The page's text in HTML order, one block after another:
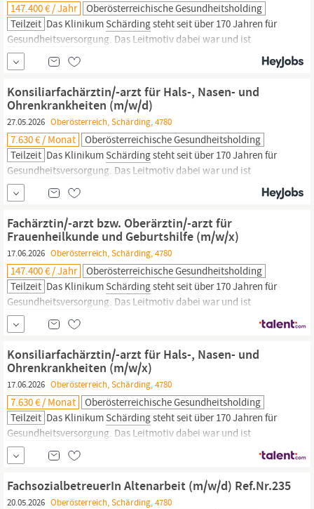
147.400 € / Jahr
Oberösterreichische Gesundheitsholding
Teilzeit Das Klinikum Schärdingsteht seit über 170 Jahren für
Gesundheitsversorgung. Das Leitmotiv dabei war und ist
„menschlich, motiviert, modern“. In diesem Sinne versorgt es
jährlich knapp 8.000 stationäre und 92.000 ambulante
PatientInnen. Mit über 150 Betten ist es der zentrale
Gesundheitsanbieterim Bezirk. Unser Angebot...
Konsiliarfachärztin/-arzt für Hals-, Nasen- und
Ohrenkrankheiten (m/w/d)
27.05.2026 Oberösterreich, Schärding, 4780
7.630 € / Monat
Oberösterreichische Gesundheitsholding
Teilzeit Das Klinikum Schärdingsteht seit über 170 Jahren für
Gesundheitsversorgung. Das Leitmotiv dabei war und ist
„menschlich, motiviert, modern“. In diesem Sinne versorgt es
jährlich knapp 8.000 stationäre und 92.000 ambulante
PatientInnen. Mit über 150 Betten ist es der zentrale
Gesundheitsanbieter im Bezirk. Unser Angebot...
Fachärztin/-arzt bzw. Oberärztin/-arzt für
Frauenheilkunde und Geburtshilfe (m/w/x)
17.06.2026 Oberösterreich, Schärding, 4780
147.400 € / Jahr
Oberösterreichische Gesundheitsholding
Teilzeit Das Klinikum Schärdingsteht seit über 170 Jahren für
Gesundheitsversorgung. Das Leitmotiv dabei war und ist
„menschlich, motiviert, modern“. In diesem Sinne versorgt es
jährlich knapp 8.000 stationäre und 92.000 ambulante
PatientInnen. Mit über 150 Betten ist es der zentrale
Gesundheitsanbieterim Bezirk. Unser Angebot...
Konsiliarfachärztin/-arzt für Hals-, Nasen- und
Ohrenkrankheiten (m/w/x)
17.06.2026 Oberösterreich, Schärding, 4780
7.630 € / Monat
Oberösterreichische Gesundheitsholding
Teilzeit Das Klinikum Schärdingsteht seit über 170 Jahren für
Gesundheitsversorgung. Das Leitmotiv dabei war und ist
„menschlich, motiviert, modern“. In diesem Sinne versorgt es
jährlich knapp 8.000 stationäre und 92.000 ambulante
PatientInnen. Mit über 150 Betten ist es der zentrale
Gesundheitsanbieterim Bezirk. Unser Angebot...
FachsozialbetreuerIn Altenarbeit (m/w/d) Ref.Nr.235
20.05.2026 Oberösterreich, Schärding, 4780